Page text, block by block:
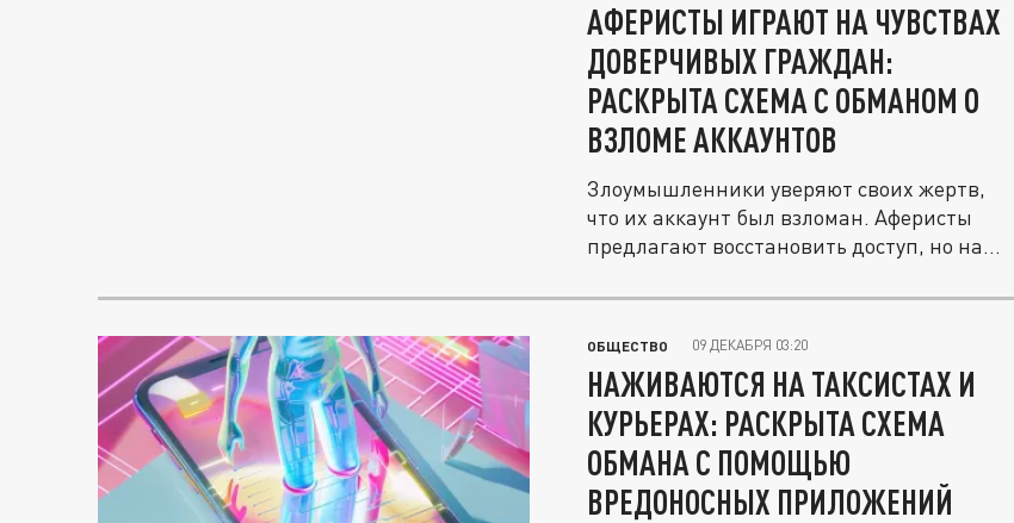
АФЕРИСТЫ ИГРАЮТ НА ЧУВСТВАХ
ДОВЕРЧИВЫХ ГРАЖДАН:
РАСКРЫТА СХЕМА С ОБМАНОМ О
ВЗЛОМЕ АККАУНТОВ
Злоумышленники уверяют своих жертв,
что их аккаунт был взломан. Аферисты
предлагают восстановить доступ, но на...
ОБЩЕСТВО 09 ДЕКАБРЯ 03:20
НАЖИВАЮТСЯ НА ТАКСИСТАХ И
КУРЬЕРАХ: РАСКРЫТА СХЕМА
ОБМАНА С ПОМОЩЬЮ
ВРЕДОНОСНЫХ ПРИЛОЖЕНИЙ